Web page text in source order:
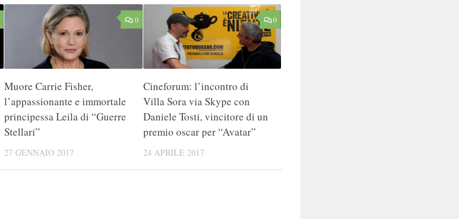
0
Muore Carrie Fisher,
l’appassionante e immortale
principessa Leila di “Guerre
Stellari”
27 GENNAIO 2017
0
Cineforum: l’incontro di
Villa Sora via Skype con
Daniele Tosti, vincitore di un
premio oscar per “Avatar”
24 APRILE 2017